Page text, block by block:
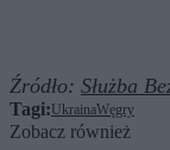
Źródło: Służba
Tagi:UkrainaWęgry
Zobacz również